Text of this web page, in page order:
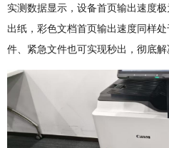
实测数据显示，设备首页输出速度
出纸，彩色文档首页输出速度同样
件、紧急文件也可实现秒出，彻底解